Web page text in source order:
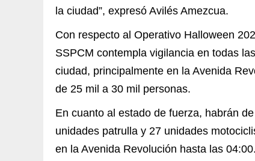
la ciudad”, expresó Avilés Amezcua.
Con respecto al Operativo Halloween
SSPCM contempla vigilancia en todas
ciudad, principalmente en la Avenida
de 25 mil a 30 mil personas.
En cuanto al estado de fuerza, habrán
unidades patrulla y 27 unidades
en la Avenida Revolución hasta las 04:00.